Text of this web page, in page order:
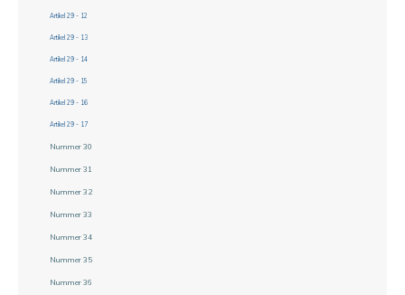
Artikel 29 - 12
Artikel 29 - 13
Artikel 29 - 14
Artikel 29 - 15
Artikel 29 - 16
Artikel 29 - 17
Nummer 30
Nummer 31
Nummer 32
Nummer 33
Nummer 34
Nummer 35
Nummer 36